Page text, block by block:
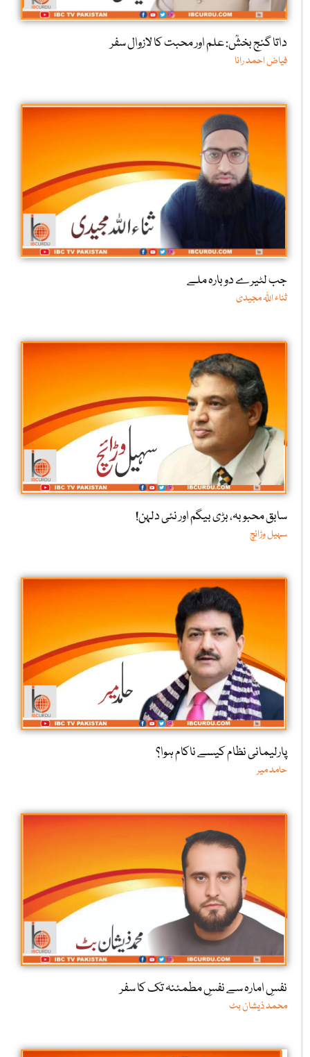
داتا گنج بخشؒ: علم اور محبت کا لازوال سفر
فیاض احمد رانا
جب لٹیرے دوبارہ ملے
ثناء اللّٰہ مجیدی
سابق محبوبہ، بڑی بیگم اور نئی دلہن!
سہیل وڑائچ
پارلیمانی نظام کیسے ناکام ہوا؟
حامد میر
نفسِ امارہ سے نفسِ مطمئنہ تک کا سفر
محمد ذیشان بٹ